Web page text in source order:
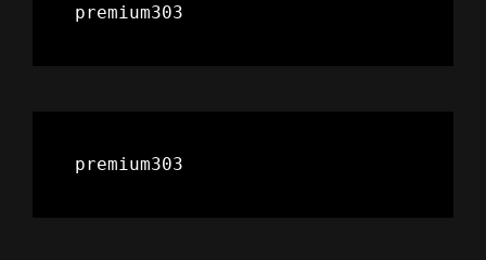
premium303
premium303